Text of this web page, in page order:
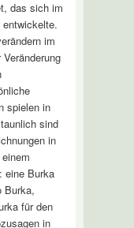
das sich im
im
spielen in
sind
in
eine Burka
Burka,
für den
in